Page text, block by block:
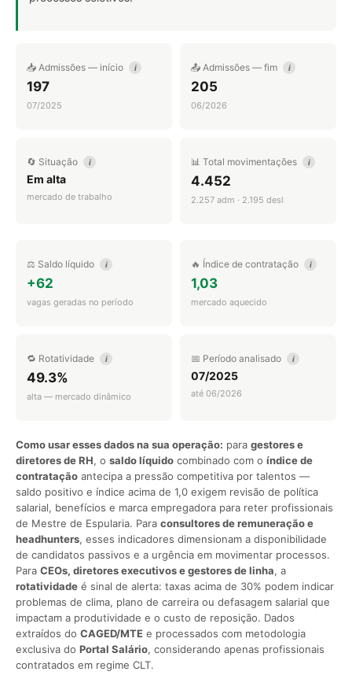
📥 Admissões — início i
197
07/2025
📤 Admissões — fim i
205
06/2026
🔄 Situação i
Em alta
mercado de trabalho
📊 Total movimentações i
4.452
2.257 adm · 2.195 desl
⚖️ Saldo líquido i
+62
vagas geradas no período
🔥 Índice de contratação i
1,03
mercado aquecido
🔁 Rotatividade i
49.3%
alta — mercado dinâmico
📅 Período analisado i
07/2025
até 06/2026
Como usar esses dados na sua operação: para gestores e
diretores de RH, o saldo líquido combinado com o índice de
contratação antecipa a pressão competitiva por talentos —
saldo positivo e índice acima de 1,0 exigem revisão de política
salarial, benefícios e marca empregadora para reter profissionais
de Mestre de Espularia. Para consultores de remuneração e
headhunters, esses indicadores dimensionam a disponibilidade
de candidatos passivos e a urgência em movimentar processos.
Para CEOs, diretores executivos e gestores de linha, a
rotatividade é sinal de alerta: taxas acima de 30% podem indicar
problemas de clima, plano de carreira ou defasagem salarial que
impactam a produtividade e o custo de reposição. Dados
extraídos do CAGED/MTE e processados com metodologia
exclusiva do Portal Salário, considerando apenas profissionais
contratados em regime CLT.